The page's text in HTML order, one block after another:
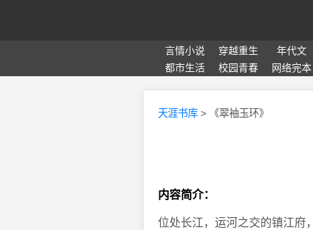
言情小说 穿越重生 年代文
都市生活
校园青春 网络完本
天涯书库 > 《翠袖玉环》
内容简介：
位处长江，运河之交的镇江府